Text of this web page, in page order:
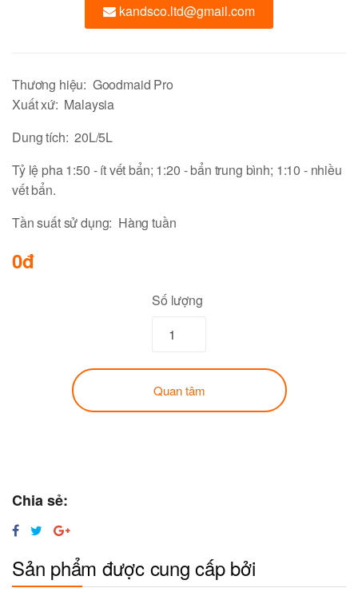
kandsco.ltd@gmail.com
Thương hiệu: Goodmaid Pro
Xuất xứ: Malaysia
Dung tích: 20L/5L
Tỷ lệ pha 1:50 - ít vết bẩn; 1:20 - bẩn trung bình; 1:10 - nhiều
vết bẩn.
Tần suất sử dụng: Hàng tuần
0đ
Số lượng
Quan tâm
Chia sẻ:
Sản phẩm được cung cấp bởi